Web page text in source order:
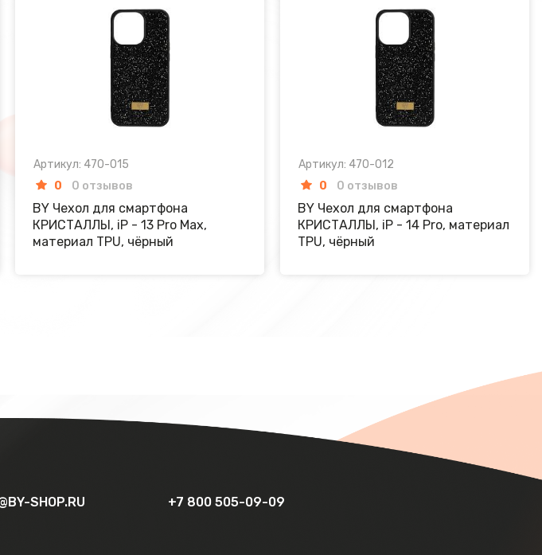
Артикул: 470-015
0
0 отзывов
BY Чехол для смартфона
КРИСТАЛЛЫ, iP - 13 Pro Max,
материал TPU, чёрный
Артикул: 470-012
0
0 отзывов
BY Чехол для смартфона
КРИСТАЛЛЫ, iP - 14 Pro, материал
TPU, чёрный
SHOP.RU +7 800 505-09-09